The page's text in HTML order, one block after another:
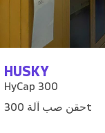
HUSKY
HyCap 300
حقن صب آلة 300t